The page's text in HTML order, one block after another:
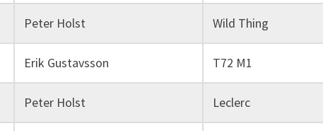
Peter Holst Wild Thing
Erik Gustavsson T72 M1
Peter Holst Leclerc